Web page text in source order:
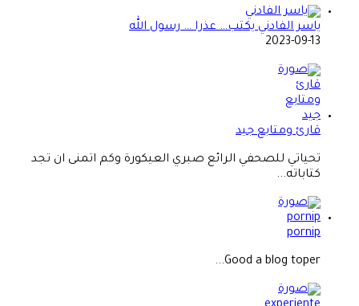
ياسر الفادني يكتب… عذرا … رسول الله
2023-09-13
قارئ ومتابع جيد
تحياتي للصحفي الرائع صبري العيكورة وكم اتمنى ان تجد
كتاباته...
pornip
Good a blog toper...